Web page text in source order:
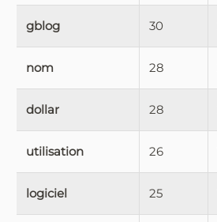
gblog 30
nom 28
dollar 28
utilisation 26
logiciel 25